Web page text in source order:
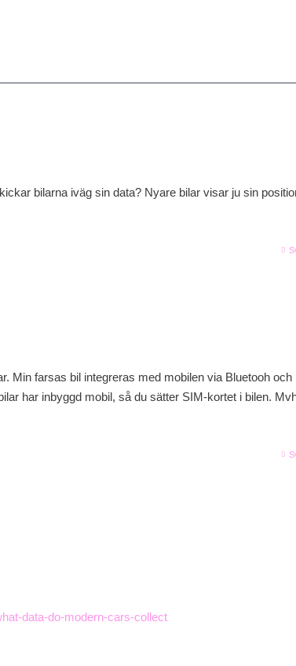
bilarna iväg sin data? Nyare bilar visar ju sin
Min farsas bil integreras med mobilen via Bluetooh och
har inbyggd mobil, så du sätter SIM-kortet i bilen.
data-do-modern-cars-collect